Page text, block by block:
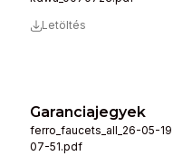
Letöltés
Garanciajegyek
ferro_faucets_all_26-05-
07-51.pdf